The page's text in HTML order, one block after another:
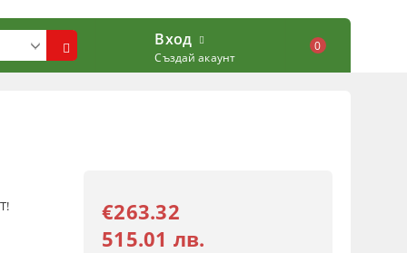
Вход
Създай акаунт
0
€263.32
515.01 лв.